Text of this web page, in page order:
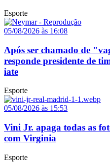
Esporte
05/08/2026 às 16:08
Após ser chamado de
responde presidente de
iate
Esporte
05/08/2026 às 15:53
Vini Jr. apaga todas as
com Virginia
Esporte